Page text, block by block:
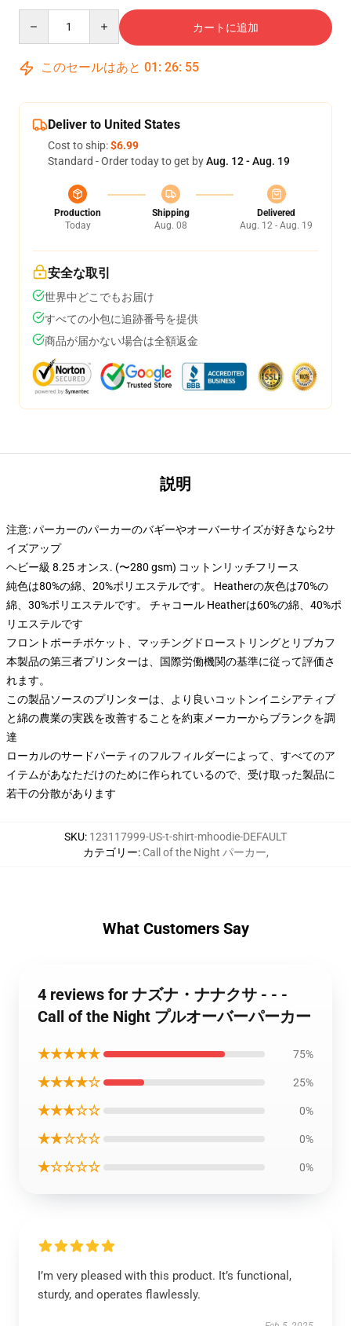
カートに追加
このセールはあと 01 : 26: 54
Deliver to United States
Cost to ship:$6.99
Standard - Order today to get byAug. 12 - Aug. 19
Production
Today
Shipping
Aug. 08
Delivered
Aug. 12 - Aug. 19
安全な取引
世界中どこでもお届け
すべての小包に追跡番号を提供
商品が届かない場合は全額返金
説明
注意: パーカーのパーカーのバギーやオーバーサイズが好きなら2サ
イズアップ
ヘビー級 8.25 オンス. (〜280 gsm) コットンリッチフリース
純色は80%の綿、20%ポリエステルです。 Heatherの灰色は70%の
綿、30%ポリエステルです。 チャコール Heatherは60%の綿、40%ポ
リエステルです
フロントポーチポケット、マッチングドローストリングとリブカフ
本製品の第三者プリンターは、国際労働機関の基準に従って評価さ
れます。
この製品ソースのプリンターは、より良いコットンイニシアティブ
と綿の農業の実践を改善することを約束メーカーからブランクを調
達
ローカルのサードパーティのフルフィルダーによって、すべてのア
イテムがあなただけのために作られているので、受け取った製品に
若干の分散があります
SKU: 123117999-US-t-shirt-mhoodie-DEFAULT
カテゴリー: Call of the Night パーカー,
What Customers Say
4 reviews for ナズナ・ナナクサ - - -
Call of the Night プルオーバーパーカー
★★★★★ 75%
★★★★☆ 25%
★★★☆☆ 0%
★★☆☆☆ 0%
★☆☆☆☆ 0%
I’m very pleased with this product. It’s functional,
sturdy, and operates flawlessly.